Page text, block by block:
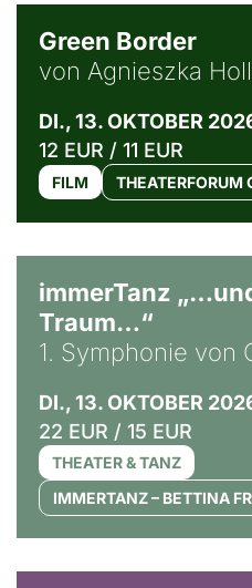
Green Border
von Agnieszka
DI., 13. OKTOBER
12 EUR / 11 EUR
FILM THEATERFORUM
immerTanz
Traum…“
1. Symphonie von
DI., 13. OKTOBER
22 EUR / 15 EUR
THEATER & TANZ
IMMERTANZ – BETTINA